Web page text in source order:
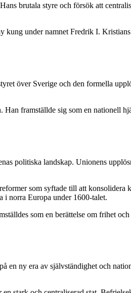
brutala styre och försök att
under namnet Fredrik I.
över Sverige och den formella
framställde sig som en nationell
politiska landskap. Unionens
som syftade till att konsolidera
i norra Europa under 1600-talet.
som en berättelse om frihet
en ny era av självständighet och